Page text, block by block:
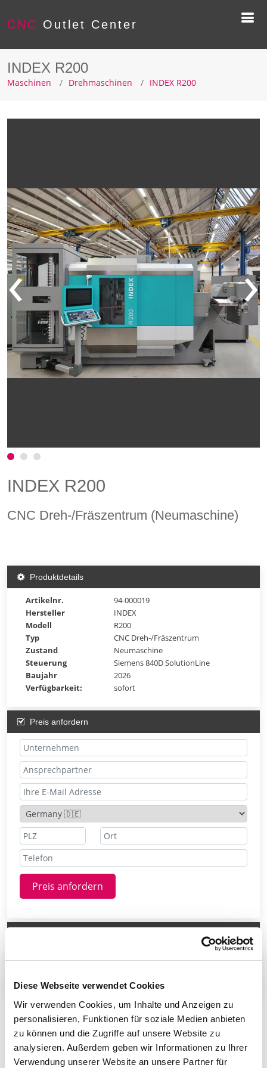
Diese Webseite verwendet Cookies
Wir verwenden Cookies, um Inhalte und Anzeigen zu
personalisieren, Funktionen für soziale Medien anbieten
zu können und die Zugriffe auf unsere Website zu
analysieren. Außerdem geben wir Informationen zu Ihrer
Verwendung unserer Website an unsere Partner für
CNC Outlet Center
INDEX R200
Maschinen Drehmaschinen INDEX R200
‹ ›
INDEX R200
CNC Dreh-/Fräszentrum (Neumaschine)
Produktdetails
Artikelnr.
94-000019
Hersteller
INDEX
Modell
R200
Typ
CNC Dreh-/Fräszentrum
Zustand
Neumaschine
Steuerung
Siemens 840D SolutionLine
Baujahr
2026
Verfügbarkeit:
sofort
Preis anfordern
Preis anfordern
Technisches Datenblatt
Teilen
Technische Daten